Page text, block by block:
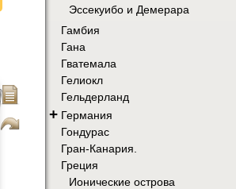
Эссекуибо и Демерара
Гамбия
Гана
Гватемала
Гелиокл
Гельдерланд
+ Германия
Гондурас
Гран-Канария.
Греция
Ионические острова